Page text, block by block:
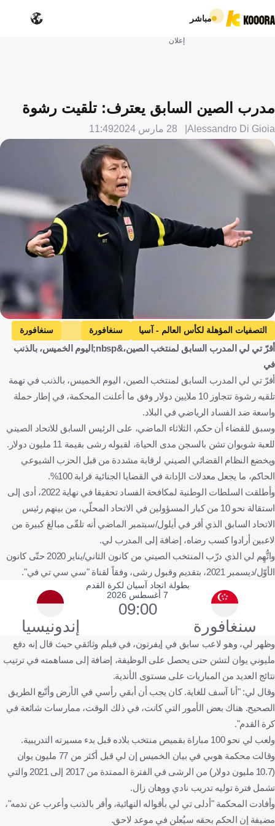
مباشر
إعلان
مدرب الصين السابق يعترف: تلقيت رشوة
Alessandro Di Gioia 28 مارس 2024 11:49
التصفيات المؤهلة لكأس العالم - آسيا سنغافورة
سنغافورة
الصين
الصين كرة قدم
أقرّ تي لي المدرب السابق لمنتخب الصين،&nbsp;اليوم الخميس، بالذنب
في
أقرّ تي لي المدرب السابق لمنتخب الصين، اليوم الخميس، بالذنب في تهمة
تلقيه رشوة تتجاوز 10 ملايين دولار وفق ما أعلنت المحكمة، في إطار حملة
واسعة ضد الفساد الرياضي في البلاد.
وسبق للقضاء أن حكم، الثلاثاء الماضي، على الرئيس السابق للاتحاد الصيني
للعبة شويوان تشن بالسجن مدى الحياة، لقبوله رشى بقيمة 11 مليون دولار.
ويخضع النظام القضائي الصيني لرقابة مشددة من قبل الحزب الشيوعي
الحاكم، ما يجعل معدلات الإدانة في القضايا الجنائية قرابة 100%.
وأطلقت السلطات الوطنية لمكافحة الفساد تحقيقا في نهاية 2022، أدى إلى
استقالة نحو 10 من كبار المسؤولين في الاتحاد المحلّي، من بينهم رئيس
الاتحاد السابق الذي أقر في أيلول/سبتمبر الماضي أنه تلقّى مبالغ كبيرة من
لاعبين أرادوا كسب رضاه، إضافة إلى المدرب لي.
واتُّهِم لي الذي درّب المنتخب الصيني من كانون الثاني/يناير 2020 حتّى كانون
الأوّل/ديسمبر 2021، بتقديم وقبول رشى، وفقاً لقناة "سي سي تي في".
بطولة اتحاد آسيان لكرة القدم
سنغافورة
7 أغسطس 2026
09:00
إندونيسيا
وظهر لي، وهو لاعب سابق في إيفرتون، في فيلم وثائقي حيث قال إنه دفع
مليوني يوان لتشن حتى يحصل على الوظيفة، إضافة إلى مساهمته في ترتيب
نتائج العديد من المباريات على مستوى الأندية.
وقال لي: "أنا آسف للغاية. كان يجب أن أبقي رأسي في الأرض وأتّبع الطريق
الصحيح. هناك بعض الأمور التي كانت، في ذلك الوقت، ممارسات شائعة في
كرة القدم".
ولعب لي نحو 100 مباراة بقميص منتخب بلاده قبل بدء مسيرته التدريبية.
وقالت محكمة هوبي في بيان الخميس إن لي قبل أكثر من 77 مليون يوان
(10.7 مليون دولار) من الرشى في الفترة الممتدة من 2017 إلى 2021 والتي
تشمل فترة توليه تدريب نادي ووهان زال.
وأفادت المحكمة "أدلى تي لي بأقواله النهائية، وأقر بالذنب وأعرب عن ندمه"،
مضيفة إن الحكم بحقه سيُعلن في موعد لاحق.